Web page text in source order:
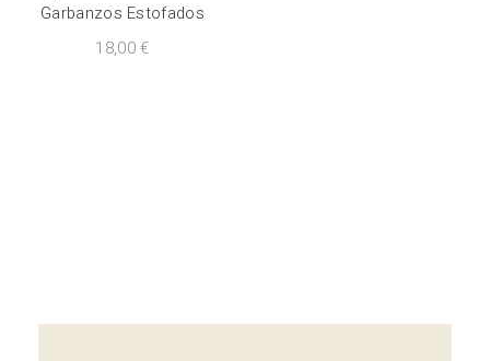
Garbanzos Estofados
18,00€